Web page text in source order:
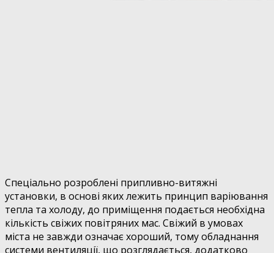
Спеціально розроблені припливно-витяжні
установки, в основі яких лежить принцип варіювання
тепла та холоду, до приміщення подається необхідна
кількість свіжих повітряних мас. Свіжий в умовах
міста не завжди означає хороший, тому обладнання
системи вентиляції, що розглядається, додатково